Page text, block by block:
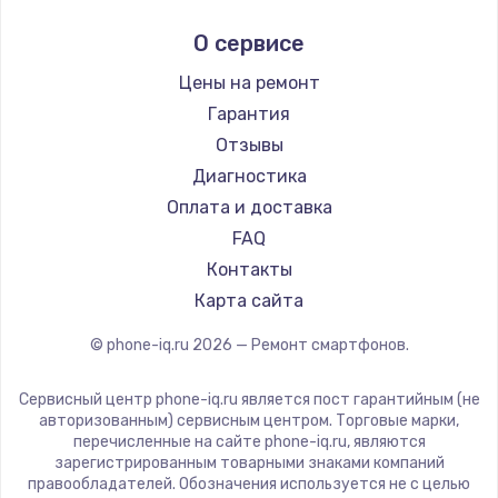
Замена видеочипа
Заказать
Замена HDMI
Заказать
Заказать
Замена оперативной памяти
от 890 руб.
Заказать
Ремонт смартфонов Nubia
Ремонт смартфонов Land Rover
Ремонт смартфонов Acer
Ремонт смартфонов HP
Ремонт смартфонов Poco
Ремонт смартфонов HTC
Ремонт смартфонов Blackmagic
Ремонт смартфонов Nothing
Ремонт смартфонов iQOO
Ginzzu
Highscreen
Irbis
Kyocera
LeEco
OnePlus
teXet
Motorola
Prestigio
Elephone
BlackView
Google
О сервисе
Цены на ремонт
Гарантия
Отзывы
Диагностика
Оплата и доставка
FAQ
Контакты
Карта сайта
© phone-iq.ru 2026 — Ремонт смартфонов.
Сервисный центр phone-iq.ru является пост гарантийным (не
авторизованным) сервисным центром. Торговые марки,
перечисленные на сайте phone-iq.ru, являются
зарегистрированным товарными знаками компаний
правообладателей. Обозначения используется не с целью